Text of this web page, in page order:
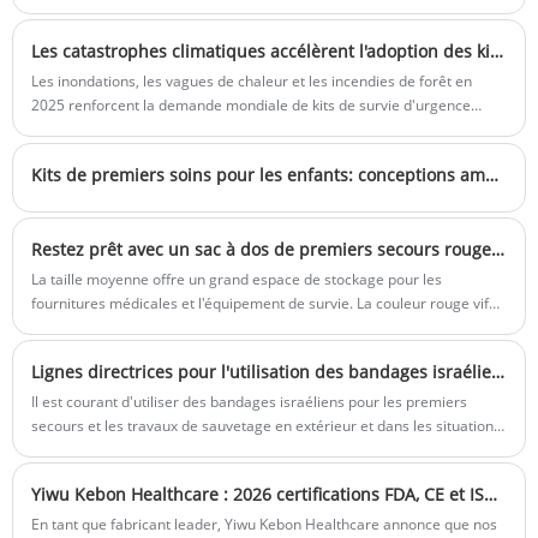
promouvoir efficacement votre entreprise.
Les catastrophes climatiques accélèrent l'adoption des kits de survie d'urgence
Les inondations, les vagues de chaleur et les incendies de forêt en
2025 renforcent la demande mondiale de kits de survie d'urgence
Kits de premiers soins pour les enfants: conceptions amusantes et fonctionnelles
Restez prêt avec un sac à dos de premiers secours rouge de grande capacité
La taille moyenne offre un grand espace de stockage pour les
fournitures médicales et l'équipement de survie. La couleur rouge vif
Lignes directrices pour l'utilisation des bandages israéliens
Il est courant d'utiliser des bandages israéliens pour les premiers
secours et les travaux de sauvetage en extérieur et dans les situations
infections, en raison des caractéristiques solides et durables des
bandages israéliens, ils jouent également un rôle très important dans
Yiwu Kebon Healthcare : 2026 certifications FDA, CE et ISO 13485 renouvelées pour les trousses de premiers secours
En tant que fabricant leader, Yiwu Kebon Healthcare annonce que nos